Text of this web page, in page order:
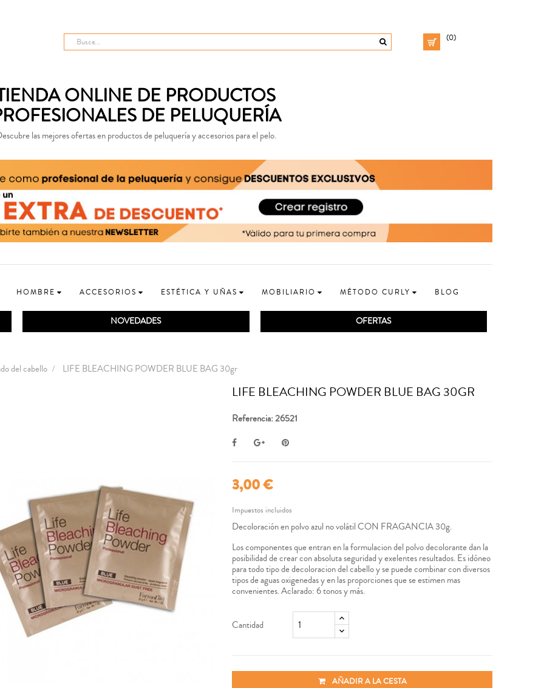
(0)
ONLINE DE PRODUCTOS
DE PELUQUERÍA
las mejores ofertas en productos de peluquería y accesorios para el pelo.
HOMBRE ACCESORIOS ESTÉTICA Y UÑAS MOBILIARIO MÉTODO CURLY BLOG
NOVEDADES OFERTAS
del cabello LIFE BLEACHING POWDER BLUE BAG 30gr
LIFE BLEACHING POWDER BLUE BAG 30GR
Referencia: 26521
3,00 €
Impuestos incluidos
Decoloración en polvo azul no volátil CON FRAGANCIA 30g.
Los componentes que entran en la formulacion del polvo decolorante dan la
posibilidad de crear con absoluta seguridad y exelentes resultados. Es idóneo
para todo tipo de decoloracion del cabello y se puede combinar con diversos
tipos de aguas oxigenedas y en las proporciones que se estimen mas
convenientes. Aclarado: 6 tonos y más.
Cantidad
AÑADIR A LA CESTA